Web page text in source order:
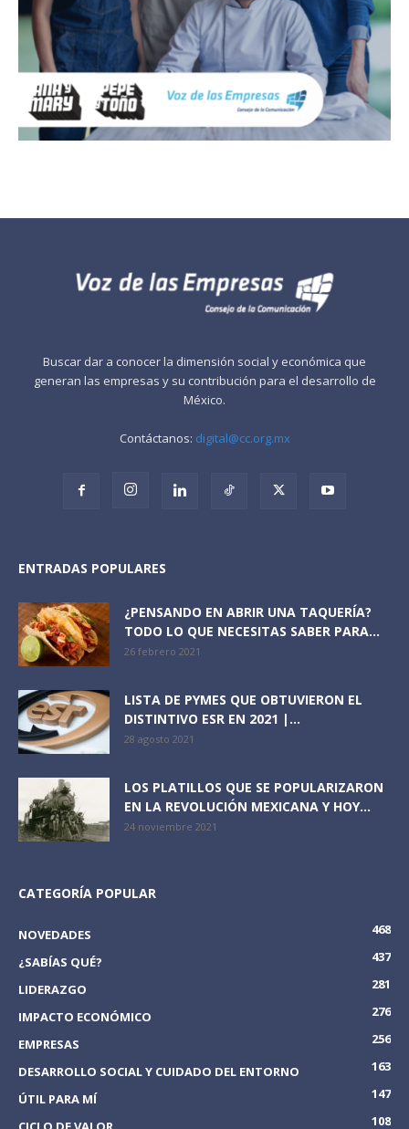
Buscar dar a conocer la dimensión social y económica que
generan las empresas y su contribución para el desarrollo de
México.
Contáctanos: digital@cc.org.mx
ENTRADAS POPULARES
¿PENSANDO EN ABRIR UNA TAQUERÍA?
TODO LO QUE NECESITAS SABER PARA...
26 febrero 2021
LISTA DE PYMES QUE OBTUVIERON EL
DISTINTIVO ESR EN 2021 |...
28 agosto 2021
LOS PLATILLOS QUE SE POPULARIZARON
EN LA REVOLUCIÓN MEXICANA Y HOY...
24 noviembre 2021
CATEGORÍA POPULAR
NOVEDADES
468
¿SABÍAS QUÉ?
437
LIDERAZGO
281
IMPACTO ECONÓMICO
276
EMPRESAS
256
DESARROLLO SOCIAL Y CUIDADO DEL ENTORNO
163
ÚTIL PARA MÍ
147
108